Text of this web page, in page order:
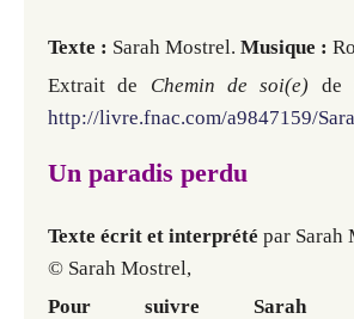
Texte : Sarah Mostrel. Musique :
Extrait de Chemin de soi(e) de
http://livre.fnac.com/a9847159/
Un paradis perdu
Texte écrit et interprété par Sarah
© Sarah Mostrel,
Pour suivre Sarah